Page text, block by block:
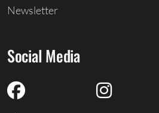
Newsletter
Social Media